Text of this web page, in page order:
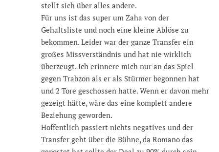
stellt sich über alles andere.
Für uns ist das super um Zaha von der
Gehaltsliste und noch eine kleine Ablöse zu
bekommen. Leider war der ganze Transfer ein
großes Missverständnis und hat nie wirklich
überzeugt. Ich erinnere mich nur an das Spiel
gegen Trabzon als er als Stürmer begonnen hat
und 2 Tore geschossen hatte. Wenn er davon mehr
gezeigt hätte, wäre das eine komplett andere
Beziehung geworden.
Hoffentlich passiert nichts negatives und der
Transfer geht über die Bühne, da Romano das